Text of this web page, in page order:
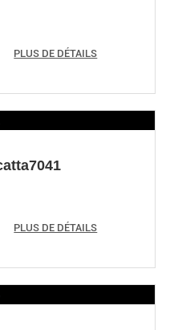
PLUS DE DÉTAILS
PLUS DE DÉTAILS